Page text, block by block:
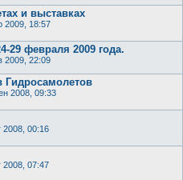
и выставках
2009, 18:57
29 февраля 2009 года.
2009, 22:09
Гидросамолетов
2008, 09:33
2008, 00:16
2008, 07:47